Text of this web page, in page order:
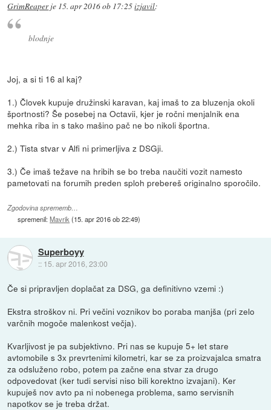
GrimReaperje 15. apr 2016 ob 17:25izjavil:
blodnje
Joj, a si ti 16 al kaj?
1.) Človek kupuje družinski karavan, kaj imaš to za bluzenja okoli
športnosti? Še posebej na Octavii, kjer je ročni menjalnik ena
mehka riba in s tako mašino pač ne bo nikoli športna.
2.) Tista stvar v Alfi ni primerljiva z DSGji.
3.) Če imaš težave na hribih se bo treba naučiti vozit namesto
pametovati na forumih preden sploh prebereš originalno sporočilo.
Zgodovina sprememb…
spremenil:Mavrik (15. apr 2016 ob 22:49)
Superboyy
:: 15. apr 2016, 23:00
Če si pripravljen doplačat za DSG, ga definitivno vzemi :)
Ekstra stroškov ni. Pri večini voznikov bo poraba manjša (pri zelo
varčnih mogoče malenkost večja).
Kvarljivost je pa subjektivno. Pri nas se kupuje 5+ let stare
avtomobile s 3x prevrtenimi kilometri, kar se za proizvajalca smatra
za odsluženo robo, potem pa začne ena stvar za drugo
odpovedovat (ker tudi servisi niso bili korektno izvajani). Ker
kupuješ nov avto pa ni nobenega problema, samo servisnih
napotkov se je treba držat.